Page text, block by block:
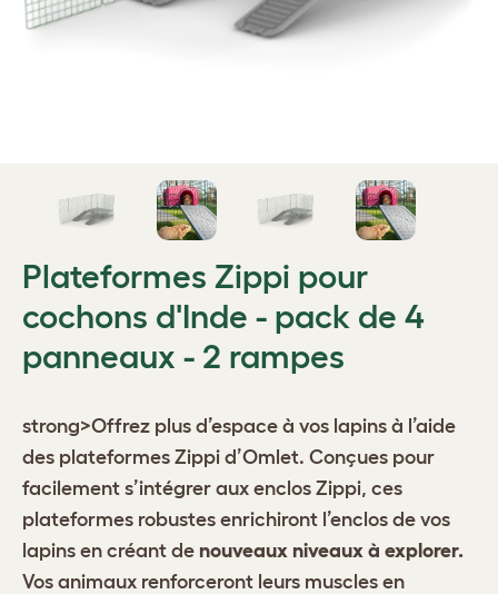
Plateformes Zippi pour
cochons d'Inde - pack de 4
panneaux - 2 rampes
strong>Offrez plus d’espace à vos lapins à l’aide
des plateformes Zippi d’Omlet. Conçues pour
facilement s’intégrer aux enclos Zippi, ces
plateformes robustes enrichiront l’enclos de vos
lapins en créant de nouveaux niveaux à explorer.
Vos animaux renforceront leurs muscles en